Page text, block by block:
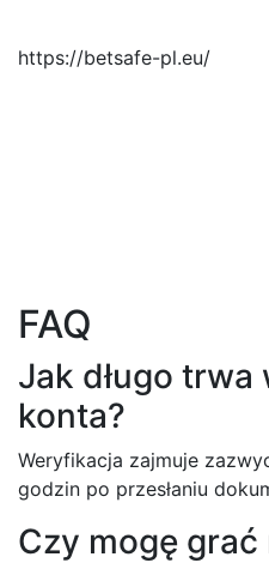
https://betsafe-pl.eu/
FAQ
Jak długo
konta?
Weryfikacja zajmuje
godzin po przesłaniu
Czy mogę grać